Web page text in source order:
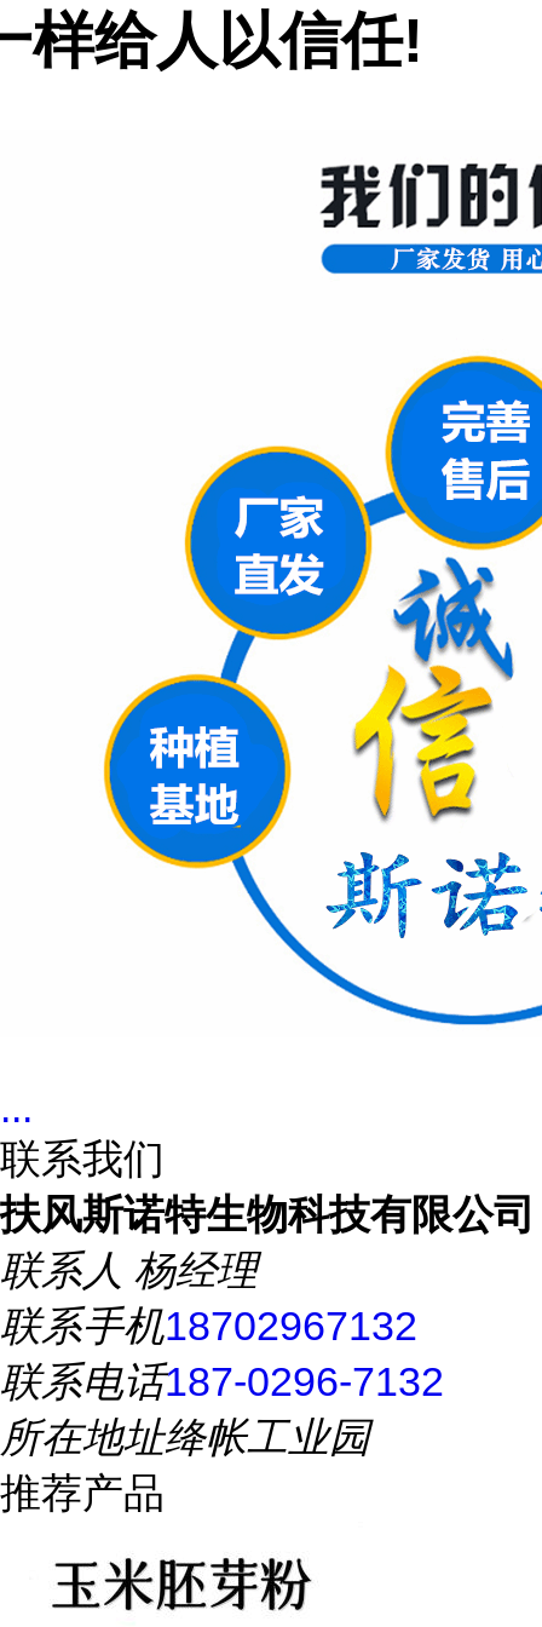
样给人以信任!
...
联系我们
扶风斯诺特生物科技有限公司
联系人 杨经理
联系手机18702967132
联系电话187-0296-7132
所在地址绛帐工业园
推荐产品